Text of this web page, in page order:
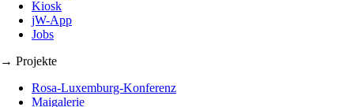
Kiosk
jW-App
Jobs
→ Projekte
Rosa-Luxemburg-Konferenz
Maigalerie